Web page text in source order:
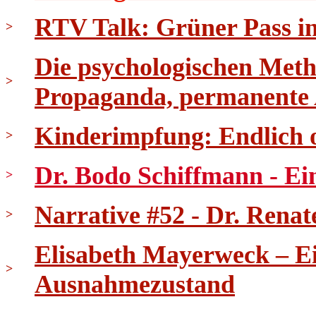
> RTV Talk: Grüner Pass
>
Die psychologischen
Propaganda,
> Kinderimpfung: Endlich
> Dr. Bodo Schiffmann -
> Narrative #52 - Dr.
>
Elisabeth Mayerweck –
Ausnahmezustand